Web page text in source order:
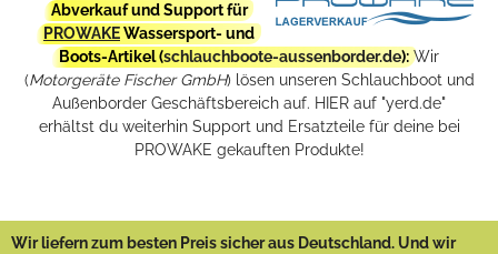
Abverkauf und Support für
PROWAKEWassersport- und
Boots-Artikel (schlauchboote-aussenborder.de): Wir
(Motorgeräte Fischer GmbH) lösen unseren Schlauchboot und
Außenborder Geschäftsbereich auf. HIER auf "yerd.de"
erhältst du weiterhin Support und Ersatzteile für deine bei
PROWAKE gekauften Produkte!
Wir liefern zum besten Preis sicher aus Deutschland. Und wir